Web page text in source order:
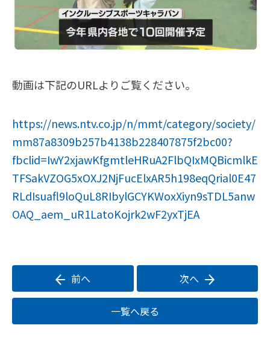
動画は下記のURLよりご覧ください。
https://news.ntv.co.jp/n/mmt/category/society/
mm87a8309b257b4138b228407875f2bc00?
fbclid=IwY2xjawKfgmtleHRuA2FlbQIxMQBicmlkE
TFSakVZOG5xOXJ2NjFucElxAR5h198eqQrial0E47
RLdIsuafl9loQuL8RIbylGCYKWoxXiyn9sTDL5anw
OAQ_aem_uR1LatoKojrk2wF2yxTjEA
一覧へ戻る
前へ 次へ